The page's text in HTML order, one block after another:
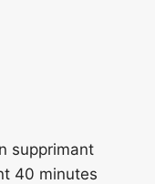
supprimant
40 minutes